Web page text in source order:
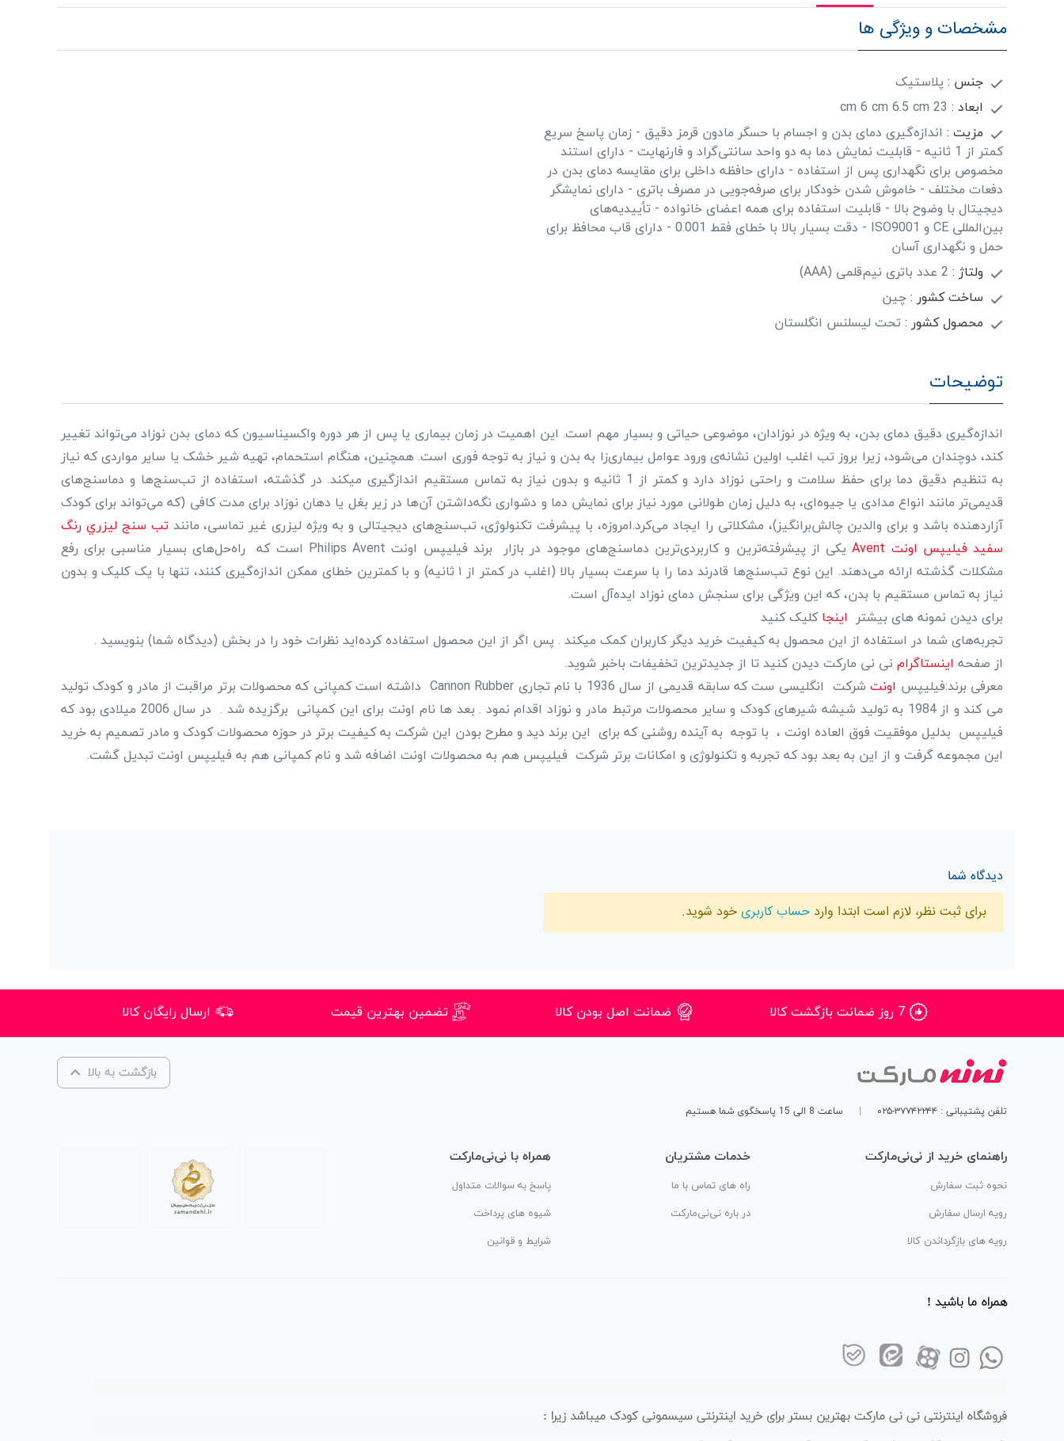
مشخصات و ویژگی ها
جنس : پلاستیک
ابعاد : 23 cm 6 cm 6.5 cm
مزیت : اندازه‌گیری دمای بدن و اجسام با حسگر مادون قرمز دقیق - زمان پاسخ سریع
کمتر از 1 ثانیه - قابلیت نمایش دما به دو واحد سانتی‌گراد و فارنهایت - دارای استند
مخصوص برای نگهداری پس از استفاده - دارای حافظه داخلی برای مقایسه دمای بدن در
دفعات مختلف - خاموش شدن خودکار برای صرفه‌جویی در مصرف باتری - دارای نمایشگر
دیجیتال با وضوح بالا - قابلیت استفاده برای همه اعضای خانواده - تأییدیه‌های
بین‌المللی CE و ISO9001 - دقت بسیار بالا با خطای فقط 0.001 - دارای قاب محافظ برای
حمل و نگهداری آسان
ولتاژ : 2 عدد باتری نیم‌قلمی (AAA)
ساخت کشور : چین
محصول کشور : تحت لیسلنس انگلستان
توضیحات
اندازه‌گیری دقیق دمای بدن، به ویژه در نوزادان، موضوعی حیاتی و بسیار مهم است. این اهمیت در زمان بیماری یا پس از هر دوره واکسیناسیون که دمای بدن نوزاد می‌تواند تغییر
کند، دوچندان می‌شود، زیرا بروز تب اغلب اولین نشانه‌ی ورود عوامل بیماری‌زا به بدن و نیاز به توجه فوری است. همچنین، هنگام استحمام، تهیه شیر خشک یا سایر مواردی که نیاز
به تنظیم دقیق دما برای حفظ سلامت و راحتی نوزاد دارد و کمتر از 1 ثانیه و بدون نیاز به تماس مستقیم اندازگیری میکند. در گذشته، استفاده از تب‌سنج‌ها و دماسنج‌های
قدیمی‌تر مانند انواع مدادی یا جیوه‌ای، به دلیل زمان طولانی مورد نیاز برای نمایش دما و دشواری نگه‌داشتن آن‌ها در زیر بغل یا دهان نوزاد برای مدت کافی (که می‌تواند برای کودک
آزاردهنده باشد و برای والدین چالش‌برانگیز)، مشکلاتی را ایجاد می‌کرد.امروزه، با پیشرفت تکنولوژی، تب‌سنج‌های دیجیتالی و به ویژه لیزری غیر تماسی، مانندتب سنج ليزري رنگ
سفيد فيليپس اونت Avent
یکی از پیشرفته‌ترین و کاربردی‌ترین دماسنج‌های موجود در بازار برند فیلیپس اونت Philips Avent است که راه‌حل‌های بسیار مناسبی برای رفع
مشکلات گذشته ارائه می‌دهند. این نوع تب‌سنج‌ها قادرند دما را با سرعت بسیار بالا (اغلب در کمتر از ۱ ثانیه) و با کمترین خطای ممکن اندازه‌گیری کنند، تنها با یک کلیک و بدون
نیاز به تماس مستقیم با بدن، که این ویژگی برای سنجش دمای نوزاد ایده‌آل است.
برای دیدن نمونه های بیشتر
اینجاکلیک کنید
تجربه‌های شما در استفاده از این محصول به کیفیت خرید دیگر کاربران کمک میکند . پس اگر از این محصول استفاده کرده‌اید نظرات خود را در بخش (دیدگاه شما) بنویسید .
از صفحه اینستاگرام نی نی مارکت دیدن کنید تا از جدیدترین تخفیفات باخبر شوید.
معرفی برند:فیلیپس اونت
شرکت انگلیسی ست که سابقه قدیمی از سال 1936 با نام تجاری Cannon Rubber داشته است کمپانی که محصولات برتر مراقبت از مادر و کودک تولید
می کند و از 1984 به تولید شیشه شیرهای کودک و سایر محصولات مرتبط مادر و نوزاد اقدام نمود . بعد ها نام اونت برای این کمپانی برگزیده شد . در سال 2006 میلادی بود که
فیلیپس بدلیل موفقیت فوق العاده اونت ، با توجه به آینده روشنی که برای این برند دید و مطرح بودن این شرکت به کیفیت برتر در حوزه محصولات کودک و مادر تصمیم به خرید
این مجموعه گرفت و از این به بعد بود که تجربه و تکنولوژی و امکانات برتر شرکت فیلیپس هم به محصولات اونت اضافه شد و نام کمپانی هم به فیلیپس اونت تبدیل گشت.
دیدگاه شما
برای ثبت نظر، لازم است ابتدا وارد حساب کاربری خود شوید.
7 روز ضمانت بازگشت کالا ضمانت اصل بودن کالا تضمین بهترین قیمت ارسال رایگان کالا
بازگشت به بالا
تلفن پشتیبانی : ۳۷۷۴۲۲۴۴-۰۲۵ ساعت 8 الی 15 پاسخگوی شما هستیم
راهنمای خرید از نی‌نی‌مارکت
نحوه ثبت سفارش
رویه ارسال سفارش
رویه های بازگرداندن کالا
خدمات مشتریان
راه های تماس با ما
در باره نی‌نی‌مارکت
همراه با نی‌نی‌مارکت
پاسخ به سوالات متداول
شیوه های پرداخت
شرایط و قوانین
همراه ما باشید !
فروشگاه اینترنتی نی نی مارکت بهترین بستر برای خرید اینترنتی سیسمونی کودک میباشد زیرا :